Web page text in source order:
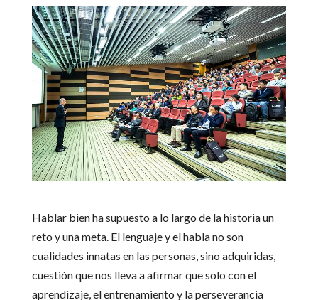
Hablar bien ha supuesto a lo largo de la historia un
reto y una meta. El lenguaje y el habla no son
cualidades innatas en las personas, sino adquiridas,
cuestión que nos lleva a afirmar que solo con el
aprendizaje, el entrenamiento y la perseverancia